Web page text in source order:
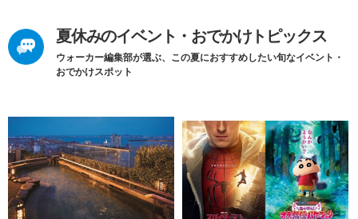
夏休みのイベント・おでかけトピックス
ウォーカー編集部が選ぶ、この夏におすすめしたい旬なイベント・
おでかけスポット